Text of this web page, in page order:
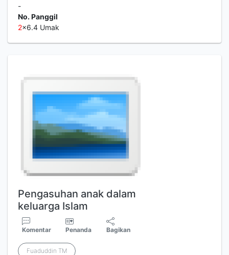
-
No. Panggil
2x6.4 Umak
Pengasuhan anak dalam
keluarga Islam
Komentar Penanda Bagikan
Fuaduddin TM